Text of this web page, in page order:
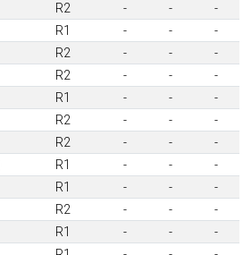
R2 - -
-
R1 - -
-
R2 - -
-
R2 - -
-
R1 - -
-
R2 - -
-
R2 - -
-
R1 - -
-
R1 - -
-
R2 - -
-
R1 - -
-